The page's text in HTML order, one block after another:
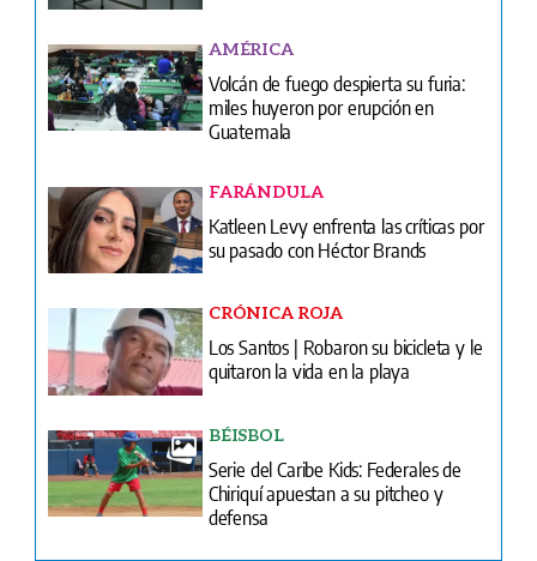
AMÉRICA
Volcán de fuego despierta su furia:
miles huyeron por erupción en
Guatemala
FARÁNDULA
Katleen Levy enfrenta las críticas por
su pasado con Héctor Brands
CRÓNICA ROJA
Los Santos | Robaron su bicicleta y le
quitaron la vida en la playa
BÉISBOL
Serie del Caribe Kids: Federales de
Chiriquí apuestan a su pitcheo y
defensa